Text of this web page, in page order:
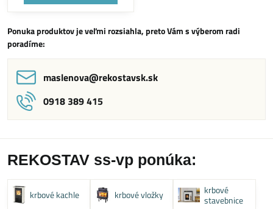
Ponuka produktov je veľmi rozsiahla, preto Vám s výberom radi
poradíme:
maslenova​@rekostavsk​.sk
0918 389 415
REKOSTAV ss-vp ponúka:
krbové kachle krbové vložky
krbové
stavebnice